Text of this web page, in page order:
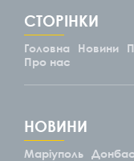
СТОРІНКИ
Головна Новини
Про нас
НОВИНИ
Маріуполь Донбас